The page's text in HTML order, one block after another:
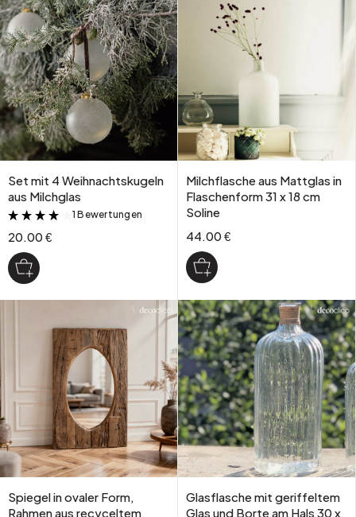
Set mit 4 Weihnachtskugeln
aus Milchglas
&
1 Bewertungen
20.00 €
Milchflasche aus Mattglas in
Flaschenform 31 x 18 cm
Soline
44.00 €
Spiegel in ovaler Form,
Rahmen aus recyceltem
Glasflasche mit geriffeltem
Glas und Borte am Hals 30 x